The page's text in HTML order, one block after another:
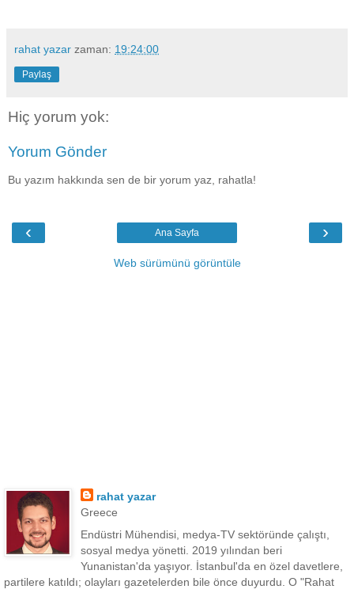
rahat yazar zaman: 19:24:00
Paylaş
Hiç yorum yok:
Yorum Gönder
Bu yazım hakkında sen de bir yorum yaz, rahatla!
‹ ›
Ana Sayfa
Web sürümünü görüntüle
rahat yazar
Greece
Endüstri Mühendisi, medya-TV sektöründe çalıştı,
sosyal medya yönetti. 2019 yılından beri
Yunanistan'da yaşıyor. İstanbul'da en özel davetlere,
partilere katıldı; olayları gazetelerden bile önce duyurdu. O "Rahat